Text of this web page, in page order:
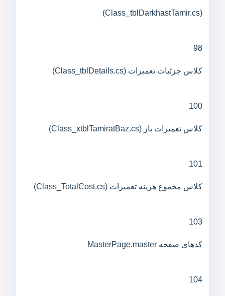
(Class_tblDarkhastTamir.cs)
98
کلاس جزئیات تعمیرات (Class_tblDetails.cs)
100
کلاس تعمیرات باز (Class_xtblTamiratBaz.cs)
101
کلاس مجموع هزینه تعمیرات (Class_TotalCost.cs)
103
کدهای صفحه MasterPage.master
104